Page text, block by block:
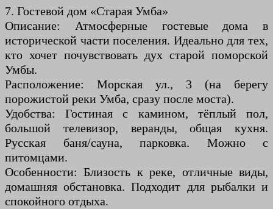
7. Гостевой дом «Старая Умба»
Описание: Атмосферные гостевые дома в
исторической части поселения. Идеально для тех,
кто хочет почувствовать дух старой поморской
Умбы.
Расположение: Морская ул., 3 (на берегу
порожистой реки Умба, сразу после моста).
Удобства: Гостиная с камином, тёплый пол,
большой телевизор, веранды, общая кухня.
Русская баня/сауна, парковка. Можно с
питомцами.
Особенности: Близость к реке, отличные виды,
домашняя обстановка. Подходит для рыбалки и
спокойного отдыха.